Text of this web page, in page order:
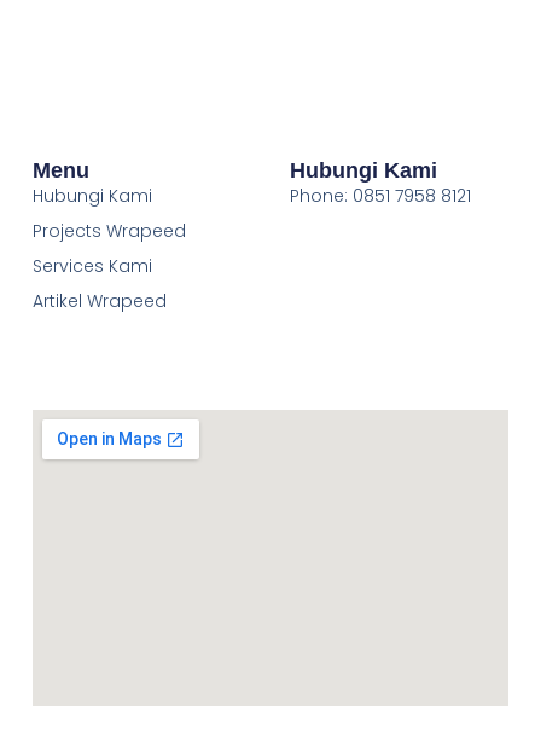
Menu
Hubungi Kami
Projects Wrapeed
Services Kami
Artikel Wrapeed
Hubungi Kami
Phone: 0851 7958 8121